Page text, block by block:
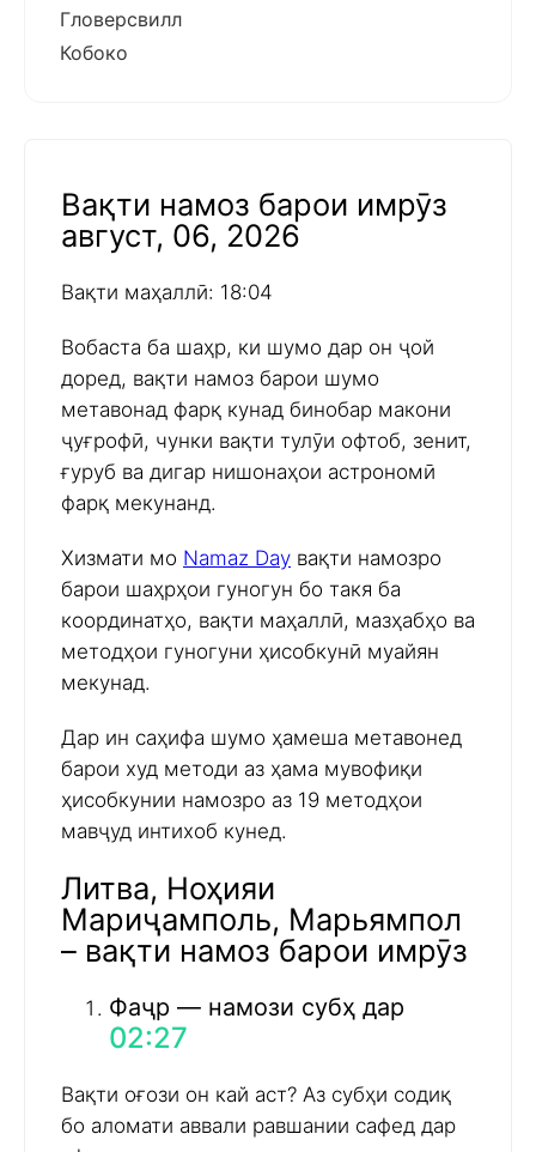
Гловерсвилл
Кобоко
Вақти намоз барои имрӯз
август, 06, 2026
Вақти маҳаллӣ: 18:04
Вобаста ба шаҳр, ки шумо дар он ҷой
доред, вақти намоз барои шумо
метавонад фарқ кунад бинобар макони
ҷуғрофӣ, чунки вақти тулӯи офтоб, зенит,
ғуруб ва дигар нишонаҳои астрономӣ
фарқ мекунанд.
Хизмати мо Namaz Day вақти намозро
барои шаҳрҳои гуногун бо такя ба
координатҳо, вақти маҳаллӣ, мазҳабҳо ва
методҳои гуногуни ҳисобкунӣ муайян
мекунад.
Дар ин саҳифа шумо ҳамеша метавонед
барои худ методи аз ҳама мувофиқи
ҳисобкунии намозро аз 19 методҳои
мавҷуд интихоб кунед.
Литва, Ноҳияи
Мариҷамполь, Марьямпол
– вақти намоз барои имрӯз
Фаҷр — намози субҳ дар
02:27
Вақти оғози он кай аст? Аз субҳи содиқ
бо аломати аввали равшании сафед дар